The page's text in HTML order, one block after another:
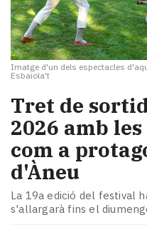
Imatge d'un dels espectacles
Esbaiola't
Tret de
2026 amb
com a
d'Àneu
La 19a edició del festival
s'allargarà fins el